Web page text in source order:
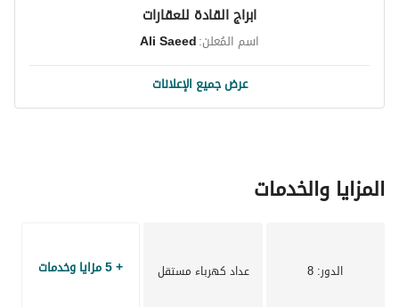
ابراج القادة للعقارات
اسم المُعلن:Ali Saeed
عرض جميع الإعلانات
المزايا والخدمات
الدور: 8 عداد كهرباء مستقل + 5 مزايا وخدمات